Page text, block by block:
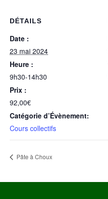
DÉTAILS
Date :
23 mai 2024
Heure :
9h30-14h30
Prix :
92,00€
Catégorie d’Évènement:
Cours collectifs
Pâte à Choux